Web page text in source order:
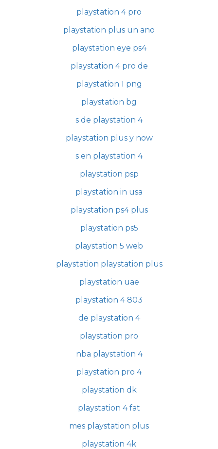
playstation 4 pro
playstation plus un ano
playstation eye ps4
playstation 4 pro de
playstation 1 png
playstation bg
s de playstation 4
playstation plus y now
s en playstation 4
playstation psp
playstation in usa
playstation ps4 plus
playstation ps5
playstation 5 web
playstation playstation plus
playstation uae
playstation 4 803
de playstation 4
playstation pro
nba playstation 4
playstation pro 4
playstation dk
playstation 4 fat
mes playstation plus
playstation 4k